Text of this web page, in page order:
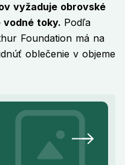
vyžaduje obrovské
vodné toky. Podľa
Foundation má na
oblečenie v objeme